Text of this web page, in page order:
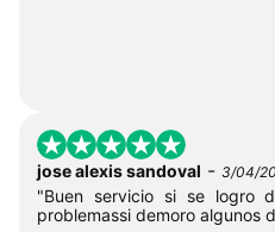
jose alexis sandoval - 3/04/
"Buen servicio si se logro
problemassi demoro algunos